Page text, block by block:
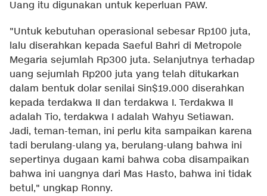
Uang itu digunakan untuk keperluan PAW.
"Untuk kebutuhan operasional sebesar Rp100 juta,
lalu diserahkan kepada Saeful Bahri di Metropole
Megaria sejumlah Rp300 juta. Selanjutnya terhadap
uang sejumlah Rp200 juta yang telah ditukarkan
dalam bentuk dolar senilai Sin$19.000 diserahkan
kepada terdakwa II dan terdakwa I. Terdakwa II
adalah Tio, terdakwa I adalah Wahyu Setiawan.
Jadi, teman-teman, ini perlu kita sampaikan karena
tadi berulang-ulang ya, berulang-ulang bahwa ini
sepertinya dugaan kami bahwa coba disampaikan
bahwa ini uangnya dari Mas Hasto, bahwa ini tidak
betul," ungkap Ronny.